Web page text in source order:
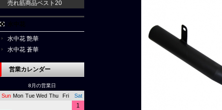
売れ筋商品ベスト20
水中花 艶華
水中花 蒼華
営業カレンダー
8月の営業日
Sun Mon Tue Wed Thu Fri Sat
1